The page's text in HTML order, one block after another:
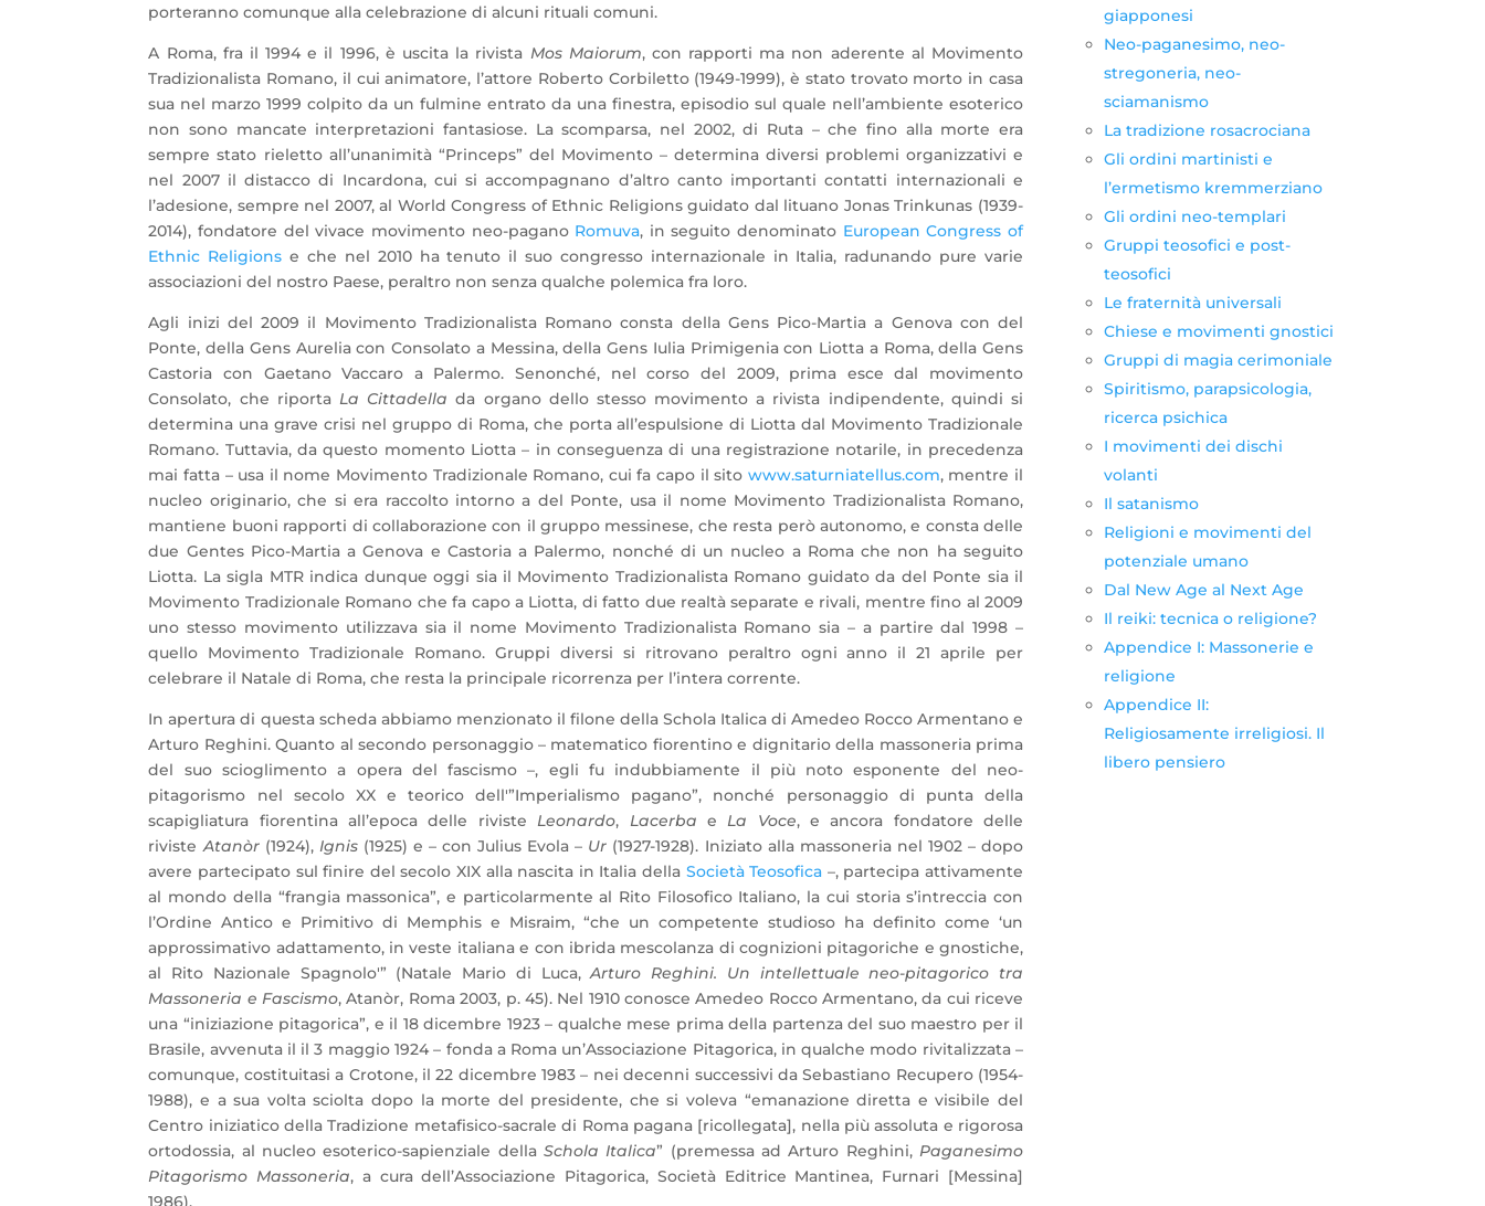
porteranno comunque alla celebrazione di alcuni rituali comuni.
A Roma, fra il 1994 e il 1996, è uscita la rivista Mos Maiorum, con rapporti ma non aderente al Movimento
Tradizionalista Romano, il cui animatore, l’attore Roberto Corbiletto (1949-1999), è stato trovato morto in casa
sua nel marzo 1999 colpito da un fulmine entrato da una finestra, episodio sul quale nell’ambiente esoterico
non sono mancate interpretazioni fantasiose. La scomparsa, nel 2002, di Ruta – che fino alla morte era
sempre stato rieletto all’unanimità “Princeps” del Movimento – determina diversi problemi organizzativi e
nel 2007 il distacco di Incardona, cui si accompagnano d’altro canto importanti contatti internazionali e
l’adesione, sempre nel 2007, al World Congress of Ethnic Religions guidato dal lituano Jonas Trinkunas (1939-
2014), fondatore del vivace movimento neo-pagano Romuva, in seguito denominato European Congress of
Ethnic Religions e che nel 2010 ha tenuto il suo congresso internazionale in Italia, radunando pure varie
associazioni del nostro Paese, peraltro non senza qualche polemica fra loro.
Agli inizi del 2009 il Movimento Tradizionalista Romano consta della Gens Pico-Martia a Genova con del
Ponte, della Gens Aurelia con Consolato a Messina, della Gens Iulia Primigenia con Liotta a Roma, della Gens
Castoria con Gaetano Vaccaro a Palermo. Senonché, nel corso del 2009, prima esce dal movimento
Consolato, che riporta La Cittadella da organo dello stesso movimento a rivista indipendente, quindi si
determina una grave crisi nel gruppo di Roma, che porta all’espulsione di Liotta dal Movimento Tradizionale
Romano. Tuttavia, da questo momento Liotta – in conseguenza di una registrazione notarile, in precedenza
mai fatta – usa il nome Movimento Tradizionale Romano, cui fa capo il sito www.saturniatellus.com, mentre il
nucleo originario, che si era raccolto intorno a del Ponte, usa il nome Movimento Tradizionalista Romano,
mantiene buoni rapporti di collaborazione con il gruppo messinese, che resta però autonomo, e consta delle
due Gentes Pico-Martia a Genova e Castoria a Palermo, nonché di un nucleo a Roma che non ha seguito
Liotta. La sigla MTR indica dunque oggi sia il Movimento Tradizionalista Romano guidato da del Ponte sia il
Movimento Tradizionale Romano che fa capo a Liotta, di fatto due realtà separate e rivali, mentre fino al 2009
uno stesso movimento utilizzava sia il nome Movimento Tradizionalista Romano sia – a partire dal 1998 –
quello Movimento Tradizionale Romano. Gruppi diversi si ritrovano peraltro ogni anno il 21 aprile per
celebrare il Natale di Roma, che resta la principale ricorrenza per l’intera corrente.
In apertura di questa scheda abbiamo menzionato il filone della Schola Italica di Amedeo Rocco Armentano e
Arturo Reghini. Quanto al secondo personaggio – matematico fiorentino e dignitario della massoneria prima
del suo scioglimento a opera del fascismo –, egli fu indubbiamente il più noto esponente del neo-
pitagorismo nel secolo XX e teorico dell'”Imperialismo pagano”, nonché personaggio di punta della
scapigliatura fiorentina all’epoca delle riviste Leonardo, Lacerba e La Voce, e ancora fondatore delle
riviste Atanòr(1924), Ignis(1925) e – con Julius Evola – Ur (1927-1928). Iniziato alla massoneria nel 1902 – dopo
avere partecipato sul finire del secolo XIX alla nascita in Italia della Società Teosofica –, partecipa attivamente
al mondo della “frangia massonica”, e particolarmente al Rito Filosofico Italiano, la cui storia s’intreccia con
l’Ordine Antico e Primitivo di Memphis e Misraim, “che un competente studioso ha definito come ‘un
approssimativo adattamento, in veste italiana e con ibrida mescolanza di cognizioni pitagoriche e gnostiche,
al Rito Nazionale Spagnolo'” (Natale Mario di Luca,Arturo Reghini. Un intellettuale neo-pitagorico tra
Massoneria e Fascismo, Atanòr, Roma 2003, p. 45). Nel 1910 conosce Amedeo Rocco Armentano, da cui riceve
una “iniziazione pitagorica”, e il 18 dicembre 1923 – qualche mese prima della partenza del suo maestro per il
Brasile, avvenuta il il 3 maggio 1924 – fonda a Roma un’Associazione Pitagorica, in qualche modo rivitalizzata –
comunque, costituitasi a Crotone, il 22 dicembre 1983 – nei decenni successivi da Sebastiano Recupero (1954-
1988), e a sua volta sciolta dopo la morte del presidente, che si voleva “emanazione diretta e visibile del
Centro iniziatico della Tradizione metafisico-sacrale di Roma pagana [ricollegata], nella più assoluta e rigorosa
ortodossia, al nucleo esoterico-sapienziale dellaSchola Italica” (premessa ad Arturo Reghini, Paganesimo
Pitagorismo Massoneria, a cura dell’Associazione Pitagorica, Società Editrice Mantinea, Furnari [Messina]
1986).
giapponesi
Neo-paganesimo, neo-
stregoneria, neo-
sciamanismo
La tradizione rosacrociana
Gli ordini martinisti e
l’ermetismo kremmerziano
Gli ordini neo-templari
Gruppi teosofici e post-
teosofici
Le fraternità universali
Chiese e movimenti gnostici
Gruppi di magia cerimoniale
Spiritismo, parapsicologia,
ricerca psichica
I movimenti dei dischi
volanti
Il satanismo
Religioni e movimenti del
potenziale umano
Dal New Age al Next Age
Il reiki: tecnica o religione?
Appendice I: Massonerie e
religione
Appendice II:
Religiosamente irreligiosi. Il
libero pensiero